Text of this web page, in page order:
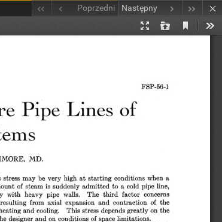
Poprzedni Następny